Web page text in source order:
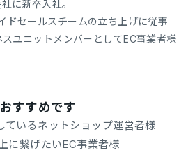
に新卒入社。
ドセールスチームの立ち上げに従事
ユニットメンバーとしてEC事業者様
すすめです
ているネットショップ運営者様
に繋げたいEC事業者様